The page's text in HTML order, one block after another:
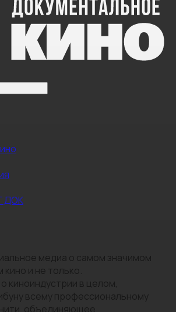
ДОК
медиа о самом значимом
и не только.
киноиндустрии в целом,
всему профессиональному
объединяющее